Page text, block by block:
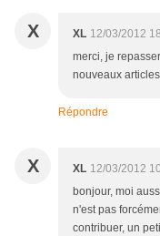
X XL 12/03/2012
merci, je
nouveaux
Répondre
X XL 12/03/2012
bonjour, moi
n'est pas
contribuer, un